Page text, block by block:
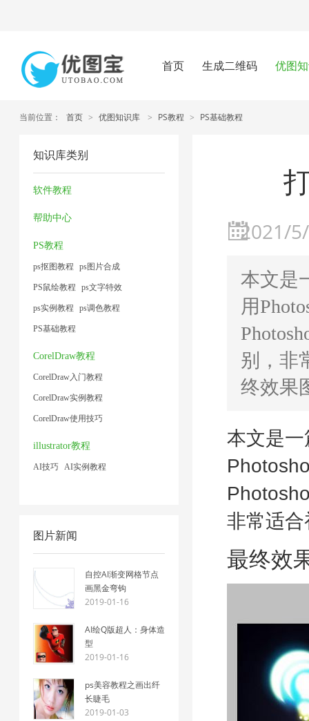
首页 生成二维码 优图
当前位置： 首页 > 优图知识库 > PS教程 > PS基础教程
知识库类别
软件教程
帮助中心
PS教程
ps抠图教程 ps图片合成
PS鼠绘教程 ps文字特效
ps实例教程 ps调色教程
PS基础教程
CorelDraw教程
CorelDraw入门教程
CorelDraw实例教程
CorelDraw使用技巧
illustrator教程
AI技巧 AI实例教程
图片新闻
自控AI渐变网格节点
画黑金弯钩
2019-01-16
AI绘Q版超人：身体造
型
2019-01-16
ps美容教程之画出纤
长睫毛
2019-01-03
2021/
本文是
用
别，非
终效果
本文是
非常适
最终效